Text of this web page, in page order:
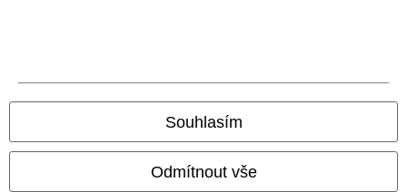
Souhlasím
Odmítnout vše
Naše online obchody
EMP International